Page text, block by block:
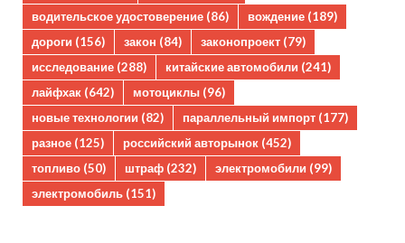
водительское удостоверение (86) вождение (189)
дороги (156) закон (84) законопроект (79)
исследование (288) китайские автомобили (241)
лайфхак (642) мотоциклы (96)
новые технологии (82) параллельный импорт (177)
разное (125) российский авторынок (452)
топливо (50) штраф (232) электромобили (99)
электромобиль (151)